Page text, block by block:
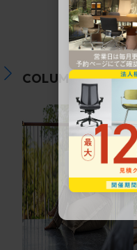
COLUMN関連コラ